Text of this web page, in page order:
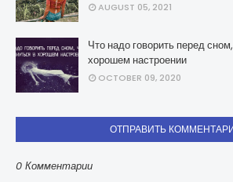
AUGUST 05, 2021
Что надо говорить перед
хорошем настроении
OCTOBER 09, 2020
ОТПРАВИТЬ
0 Комментарии